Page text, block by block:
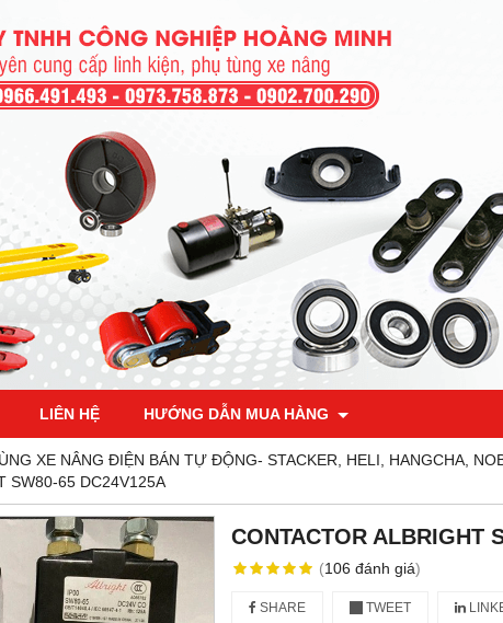
LIÊN HỆ HƯỚNG DẪN MUA HÀNG
XE NÂNG ĐIỆN BÁN TỰ ĐỘNG- STACKER, HELI, HANGCHA,
SW80-65 DC24V125A
CONTACTOR ALBRIGHT
(106 đánh giá)
SHARE TWEET